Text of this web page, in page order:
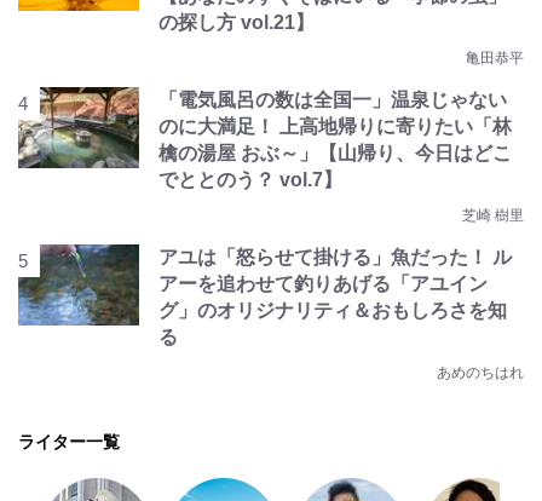
の探し方 vol.21】
亀田恭平
「電気風呂の数は全国一」温泉じゃない
のに大満足！ 上高地帰りに寄りたい「林
檎の湯屋 おぶ～」【山帰り、今日はどこ
でととのう？ vol.7】
芝崎 樹里
アユは「怒らせて掛ける」魚だった！ ル
アーを追わせて釣りあげる「アユイン
グ」のオリジナリティ＆おもしろさを知
る
あめのちはれ
ライター一覧